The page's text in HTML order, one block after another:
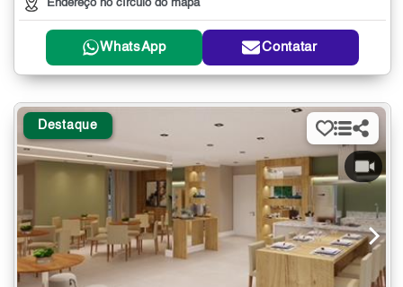
Endereço no círculo do mapa
WhatsApp Contatar
Destaque